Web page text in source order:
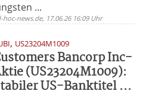
...
hoc-news.de, 17.06.26 16:09 Uhr
, US23204M1009
Bancorp Inc-
(US23204M1009):
US-Banktitel ...